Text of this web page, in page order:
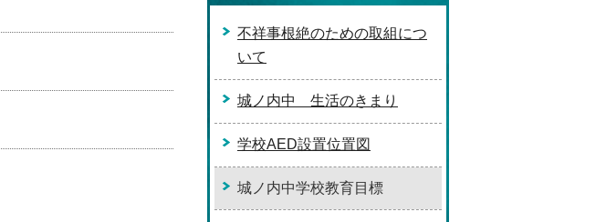
不祥事根絶のための取組につ
いて
城ノ内中 生活のきまり
学校AED設置位置図
城ノ内中学校教育目標